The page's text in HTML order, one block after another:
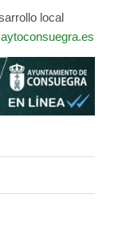
local